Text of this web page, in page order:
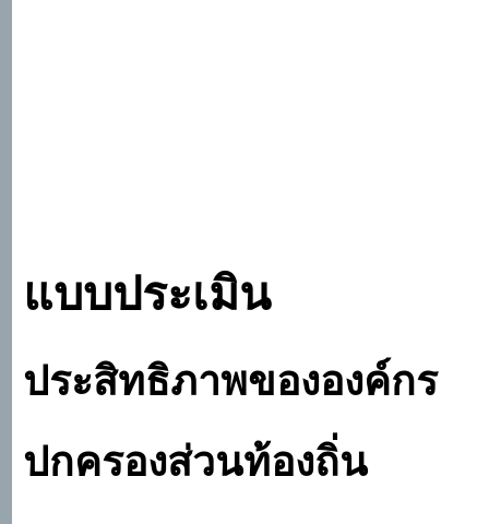
แบบประเมิน
ประสิทธิภาพขององค์กร
ปกครองส่วนท้องถิ่น